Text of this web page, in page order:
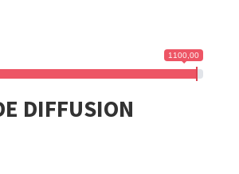
1100,00
DIFFUSION